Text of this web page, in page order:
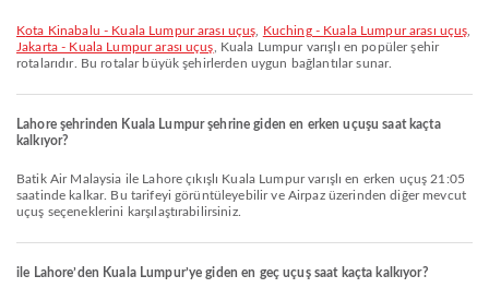
Kota Kinabalu - Kuala Lumpur arası uçuş Kuching - Kuala Lumpur arası uçuş
Jakarta - Kuala Lumpur arası uçuş , Kuala Lumpur varışlı en popüler şehir
rotalarıdır. Bu rotalar büyük şehirlerden uygun bağlantılar sunar.
Lahore şehrinden Kuala Lumpur şehrine giden en erken uçuşu saat kaçta
kalkıyor?
Batik Air Malaysia ile Lahore çıkışlı Kuala Lumpur varışlı en erken uçuş 21:05
saatinde kalkar. Bu tarifeyi görüntüleyebilir ve Airpaz üzerinden diğer mevcut
uçuş seçeneklerini karşılaştırabilirsiniz.
ile Lahore’den Kuala Lumpur’ye giden en geç uçuş saat kaçta kalkıyor?